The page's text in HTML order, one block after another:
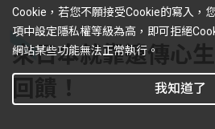
來日本就靠遠傳心
回饋！
Cookie，若您不願接受Cookie的寫入，
項中設定隱私權等級為高，即可拒絕
網站某些功能無法正常執行。
我知道了